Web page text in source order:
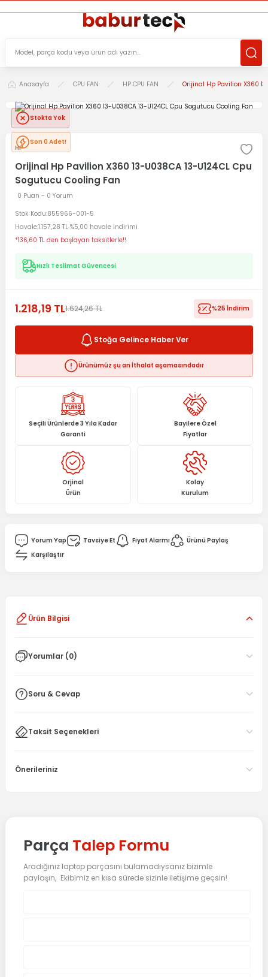
Anasayfa CPU FAN HP CPU FAN Orijinal Hp Pavilion X360
Stokta Yok
Son 0 Adet!
HP
Orijinal Hp Pavilion X360 13-U038CA 13-U124CL Cpu
Sogutucu Cooling Fan
0 Puan - 0 Yorum
Stok Kodu 855966-001-5
Havale1.157,28 TL %5,00 havale indirimi
*136,60 TL den başlayan taksitlerle!!
Hızlı Teslimat Güvencesi
1.218,19 TL1.624,26 TL %25 İndirim
Stoğa Gelince Haber Ver
Ürünümüz şu an İthalat aşamasındadır
Seçili Ürünlerde 3 Yıla Kadar
Garanti
Bayilere Özel
Fiyatlar
Orjinal
Ürün
Kolay
Kurulum
Yorum Yap Tavsiye Et Fiyat Alarmı
Ürünü Paylaş
Karşılaştır
Ürün Bilgisi
Yorumlar (0)
Soru & Cevap
Taksit Seçenekleri
Önerileriniz
Parça Talep Formu
Aradığınız laptop parçasını bulamadıysanız bizimle
paylaşın, Ekibimiz en kısa sürede sizinle iletişime geçsin!